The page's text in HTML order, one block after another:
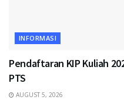
INFORMASI
Pendaftaran KIP Kuliah
PTS
AUGUST 5, 2026